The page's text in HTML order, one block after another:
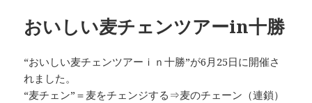
おいしい麦チェンツアーin十勝
“おいしい麦チェンツアーｉｎ十勝”が6月25日に開催さ
れました。
“麦チェン”＝麦をチェンジする⇒麦のチェーン（連鎖）